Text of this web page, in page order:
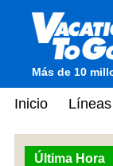
Más de 10
Inicio
Última Hora